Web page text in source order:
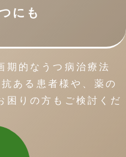
にも
期的なうつ病治療法
ある患者様や、薬の
困りの方もご検討くだ